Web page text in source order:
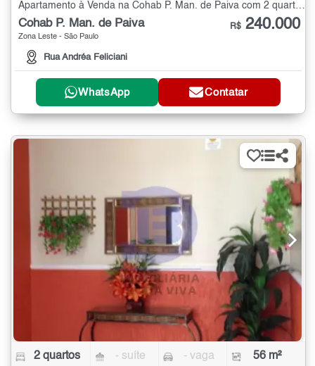
Apartamento à Venda na Cohab P. Man. de Paiva com 2 quartos - 45 m²
Cohab P. Man. de Paiva
Zona Leste - São Paulo
Rua Andréa Feliciani
R$ 240.000
WhatsApp Contatar
2 quartos - suíte - vaga 56 m²